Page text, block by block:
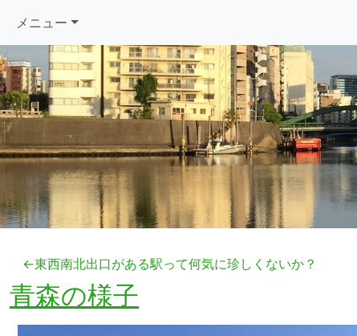
メニュー
←東西南北出口がある駅って何気に珍しくないか？
青森の様子